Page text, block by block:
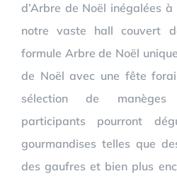
d’Arbre de Noël inégalées
notre vaste hall couvert
formule Arbre de Noël
de Noël avec une fête
sélection de manèges
participants pourront
gourmandises telles que
des gaufres et bien plus